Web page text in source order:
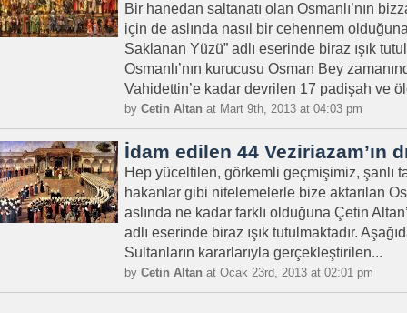
Bir hanedan saltanatı olan Osmanlı’nın
için de aslında nasıl bir cehennem
Saklanan Yüzü” adlı eserinde biraz ışık
Osmanlı’nın kurucusu Osman Bey
Vahidettin’e kadar devrilen 17 padişah ve
by Cetin Altan at Mart 9th, 2013 at 04:03 pm
İdam edilen 44 Veziriazam’ın
Hep yüceltilen, görkemli geçmişimiz, şanlı
hakanlar gibi nitelemelerle bize aktarılan
aslında ne kadar farklı olduğuna Çetin
adlı eserinde biraz ışık tutulmaktadır.
Sultanların kararlarıyla gerçekleştirilen...
by Cetin Altan at Ocak 23rd, 2013 at 02:01 pm